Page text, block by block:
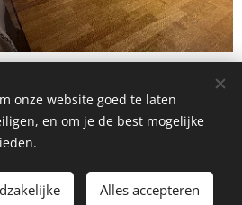
doorWebnode Cookies
website. Begin
onze website goed te laten
en om je de best mogelijke
Alles accepteren